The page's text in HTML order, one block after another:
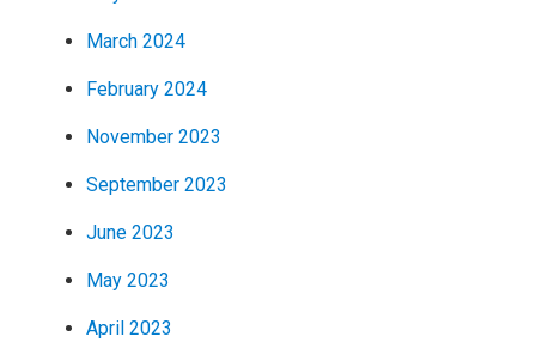
March 2024
February 2024
November 2023
September 2023
June 2023
May 2023
April 2023